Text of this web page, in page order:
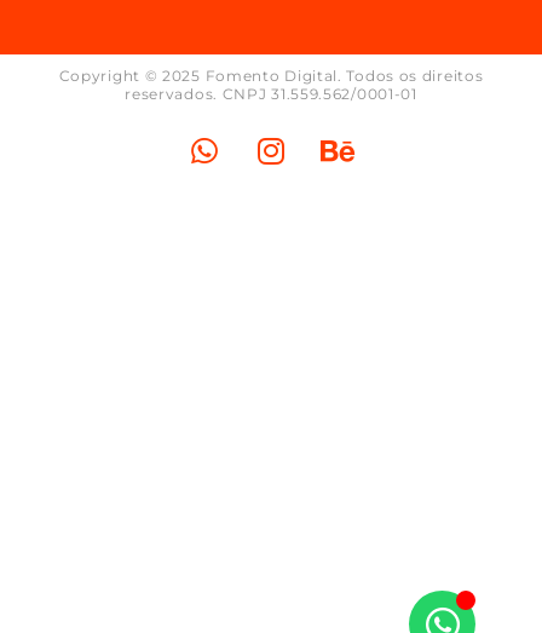
Copyright © 2025 Fomento Digital. Todos os direitos
reservados. CNPJ 31.559.562/0001-01